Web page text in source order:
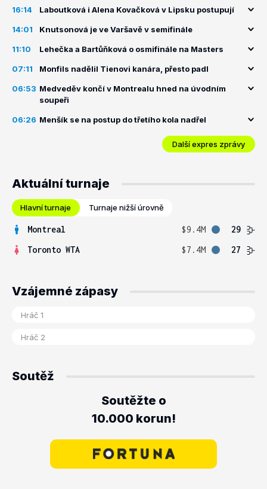
16:14 Laboutková i Alena Kovačková v Lipsku postupují
14:01 Knutsonová je ve Varšavě v semifinále
11:10 Lehečka a Bartůňková o osmifinále na Masters
07:11 Monfils nadělil Tienovi kanára, přesto padl
06:53 Medveděv končí v Montrealu hned na úvodním
soupeři
06:26 Menšík se na postup do třetího kola nadřel
Další expres zprávy
Aktuální turnaje
Hlavní turnaje Turnaje nižší úrovně
Montreal $9.4M
29
Toronto WTA
$7.4M 27
Vzájemné zápasy
Soutěž
Soutěžte o
10.000 korun!